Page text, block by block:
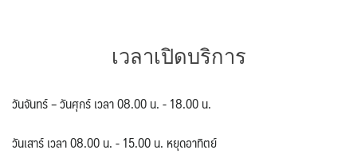
เวลาเปิดบริการ
วันจันทร์ – วันศุกร์ เวลา 08.00 น. - 18.00 น.
วันเสาร์ เวลา 08.00 น. - 15.00 น. หยุดอาทิตย์